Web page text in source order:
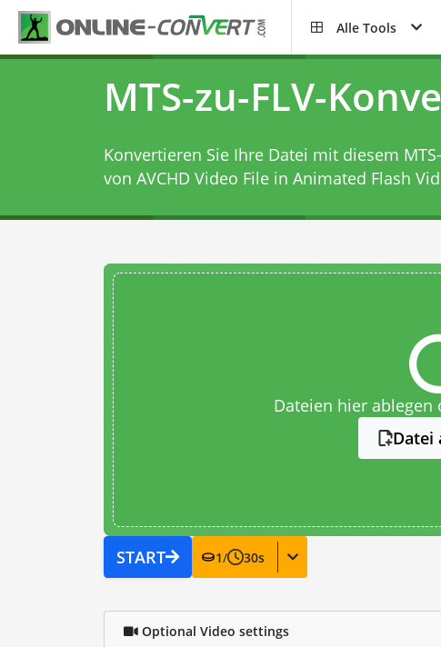
Alle Tools
MTS-zu-FLV-
Konvertieren Sie Ihre Datei mit diesem
von AVCHD Video File in Animated Flash
Dateien hier ablegen
Datei
START 1/ 30s
Optional Video settings